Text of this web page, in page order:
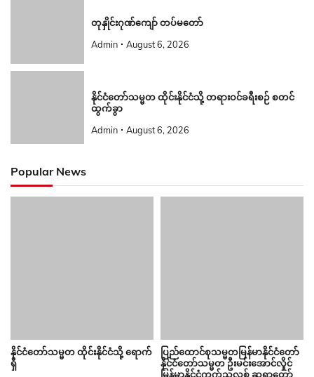
တုနှိုင်းဂုဏ်ကျော် တပ်မတော်
Admin August 6, 2026
နိုင်ငံတော်သမ္မတ ထိုင်းနိုင်ငံသို့ တရားဝင်ခရီးစဉ် စတင်
ထွက်ခွာ
Admin August 6, 2026
Popular News
နိုင်ငံတော်သမ္မတ ထိုင်းနိုင်ငံသို့ ရောက်
ရှိ
ပြည်ထောင်စုသမ္မတမြန်မာနိုင်ငံတော်
နိုင်ငံတော်သမ္မတ ဦးမင်းအောင်လှိုင်
မြန်မာနိုင်ငံကက်သလစ် ဆရာတော်